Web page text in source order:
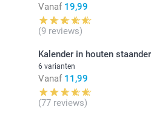
Vanaf 19,99
(9 reviews)
Kalender in houten staander
6 varianten
Vanaf 11,99
(77 reviews)